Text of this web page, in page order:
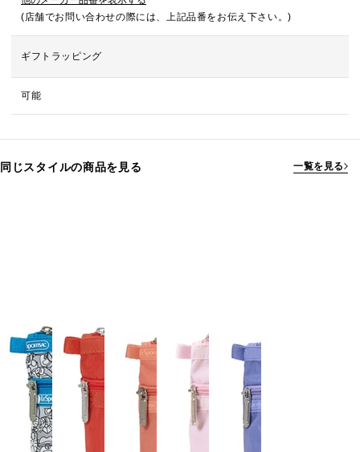
(店舗でお問い合わせの際には、上記品番をお伝え下さい。)
ギフトラッピング
可能
同じスタイルの商品を見る 一覧を見る